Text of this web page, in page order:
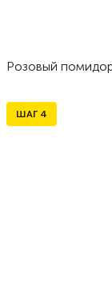
Розовый
ШАГ 4